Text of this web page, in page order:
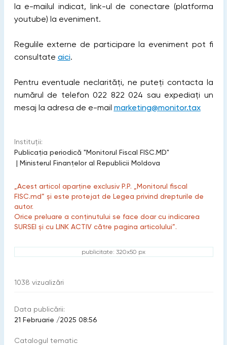
la e-mailul indicat, link-ul de conectare (platforma
youtube) la eveniment.
Regulile externe de participare la eveniment pot fi
consultate aici.
Pentru eventuale neclarități, ne puteți contacta la
numărul de telefon 022 822 024 sau expediați un
mesaj la adresa de e-mail marketing@monitor.tax
Instituții:
Publicaţia periodică "Monitorul Fiscal FISC.MD"
| Ministerul Finanțelor al Republicii Moldova
„Acest articol aparține exclusiv P.P. „Monitorul fiscal
FISC.md” și este protejat de Legea privind drepturile de
autor.
Orice preluare a conținutului se face doar cu indicarea
SURSEI și cu LINK ACTIV către pagina articolului”.
publicitate: 320x50 px
1038 vizualizări
Data publicării:
21 Februarie /2025 08:56
Catalogul tematic